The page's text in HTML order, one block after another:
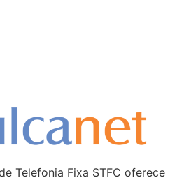
Telefonia Fixa STFC oferece